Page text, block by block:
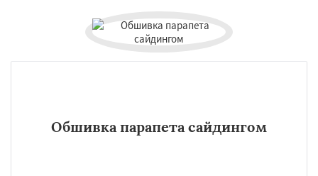
Обшивка парапета сайдингом